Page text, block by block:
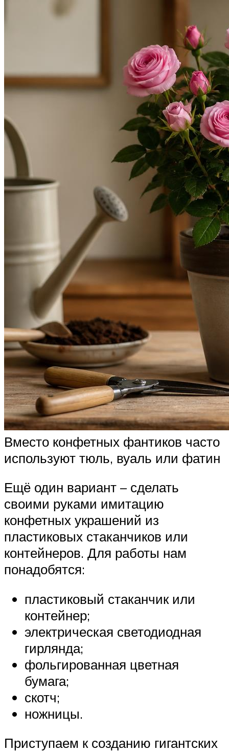
Вместо конфетных фантиков часто
используют тюль, вуаль или фатин
Ещё один вариант – сделать
своими руками имитацию
конфетных украшений из
пластиковых стаканчиков или
контейнеров. Для работы нам
понадобятся:
пластиковый стаканчик или
контейнер;
электрическая светодиодная
гирлянда;
фольгированная цветная
бумага;
скотч;
ножницы.
Приступаем к созданию гигантских